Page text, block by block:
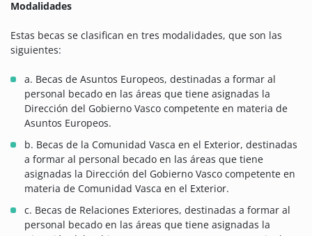
Modalidades
Estas becas se clasifican en tres modalidades, que son las
siguientes:
a. Becas de Asuntos Europeos, destinadas a formar al
personal becado en las áreas que tiene asignadas la
Dirección del Gobierno Vasco competente en materia de
Asuntos Europeos.
b. Becas de la Comunidad Vasca en el Exterior, destinadas
a formar al personal becado en las áreas que tiene
asignadas la Dirección del Gobierno Vasco competente en
materia de Comunidad Vasca en el Exterior.
c. Becas de Relaciones Exteriores, destinadas a formar al
personal becado en las áreas que tiene asignadas la